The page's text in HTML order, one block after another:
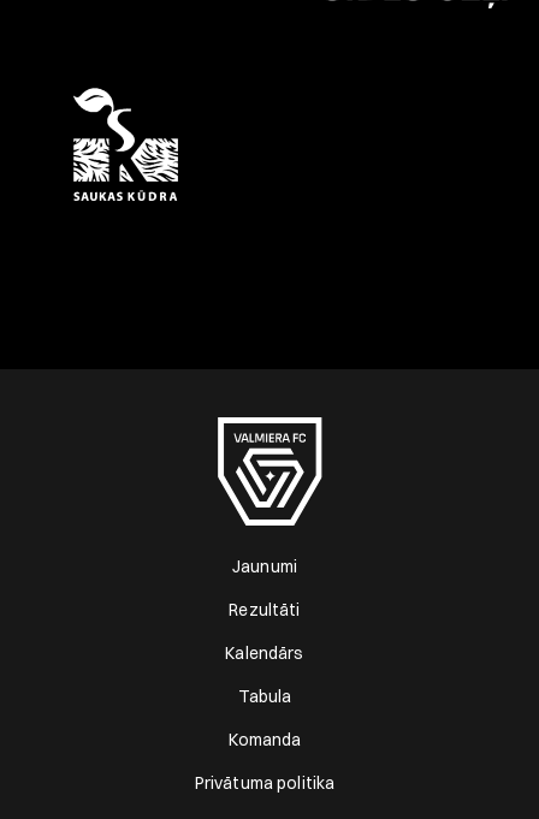
Jaunumi
Rezultāti
Kalendārs
Tabula
Komanda
Privātuma politika